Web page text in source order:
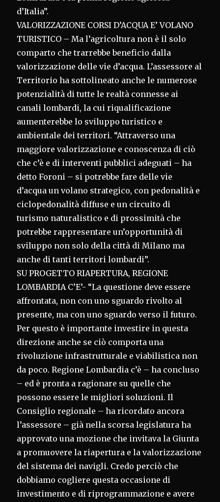
d’Italia”.
VALORIZZAZIONE CORSI D’ACQUA E’ VOLANO
TURISTICO – Ma l’agricoltura non è il solo
comparto che trarrebbe beneficio dalla
valorizzazione delle vie d’acqua. L’assessore al
Territorio ha sottolineato anche le numerose
potenzialità di tutte le realtà connesse ai
canali lombardi, la cui riqualificazione
aumenterebbe lo sviluppo turistico e
ambientale dei territori. “Attraverso una
maggiore valorizzazione e conoscenza di ciò
che c’è e di interventi pubblici adeguati – ha
detto Foroni – si potrebbe fare delle vie
d’acqua un volano strategico, con pedonalità e
ciclopedonalità diffuse e un circuito di
turismo naturalistico e di prossimità che
potrebbe rappresentare un’opportunità di
sviluppo non solo della città di Milano ma
anche di tanti territori lombardi”.
SU PROGETTO RIAPERTURA, REGIONE
LOMBARDIA C’E’- “La questione deve essere
affrontata, non con uno sguardo rivolto al
presente, ma con uno sguardo verso il futuro.
Per questo è importante investire in questa
direzione anche se ciò comporta una
rivoluzione infrastrutturale e viabilistica non
da poco. Regione Lombardia c’è – ha concluso
– ed è pronta a ragionare su quelle che
possono essere le migliori soluzioni. Il
Consiglio regionale – ha ricordato ancora
l’assessore – già nella scorsa legislatura ha
approvato una mozione che invitava la Giunta
a promuovere la riapertura e la valorizzazione
del sistema dei navigli. Credo perciò che
dobbiamo cogliere questa occasione di
investimento e di riprogrammazione e avere